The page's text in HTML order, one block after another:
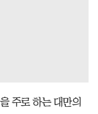
주로 하는 대만의